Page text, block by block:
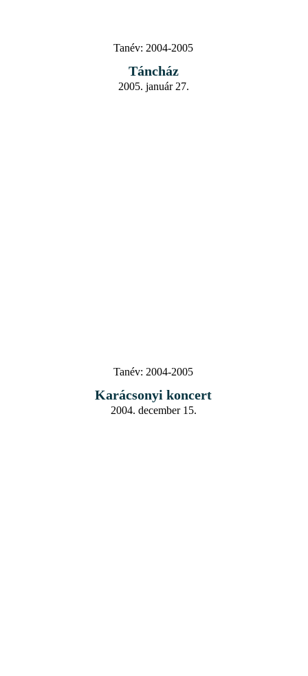
Tanév: 2004-2005
Táncház
2005. január 27.
Tanév: 2004-2005
Karácsonyi koncert
2004. december 15.